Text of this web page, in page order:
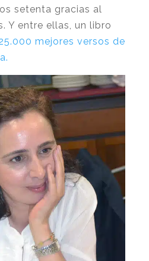
setenta gracias al
Y entre ellas, un libro
mejores versos de